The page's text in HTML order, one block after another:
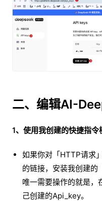
二、编辑AI-
1、使用我创建的快捷指令
如果你对「HTTP请求
的链接，安装我创建的
唯一需要操作的就是，
己创建的Api_key。